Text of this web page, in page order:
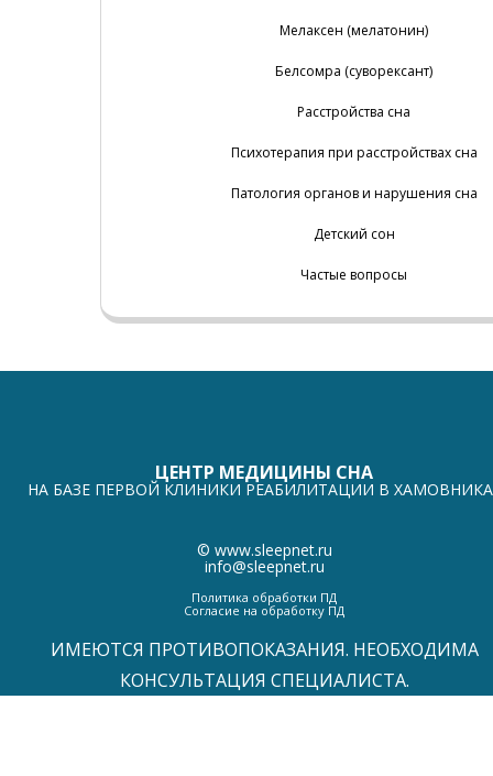
Мелаксен (мелатонин)
Белсомра (суворексант)
Расстройства сна
Психотерапия при расстройствах сна
Патология органов и нарушения сна
Детский сон
Частые вопросы
ЦЕНТР МЕДИЦИНЫ СНА
НА БАЗЕ ПЕРВОЙ КЛИНИКИ РЕАБИЛИТАЦИИ В
© www.sleepnet.ru
info@sleepnet.ru
Политика обработки ПД
Согласие на обработку ПД
ИМЕЮТСЯ ПРОТИВОПОКАЗАНИЯ. НЕОБХОДИМА
КОНСУЛЬТАЦИЯ СПЕЦИАЛИСТА.